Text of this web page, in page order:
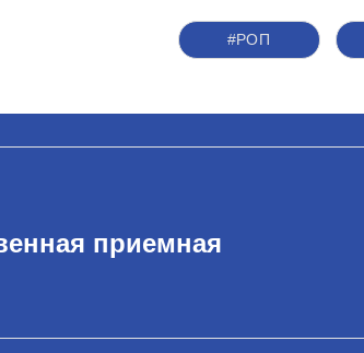
#РОП
приемная